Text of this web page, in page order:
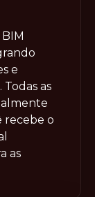
e
as
recebe o
as